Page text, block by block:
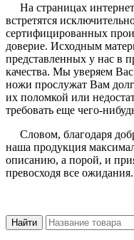
На страницах
встретятся
сертифицированных
доверие. Исходным
представленных у нас в
качества. Мы уверяем
ножи прослужат Вам
их поломкой или
требовать еще чего-
Словом, благодаря
наша продукция
описанию, а порой, и
превосходя все ожидания.